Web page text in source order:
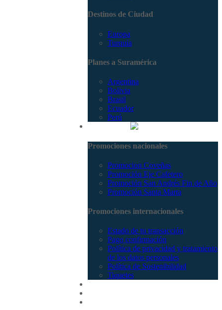
Destinos de Ciudad
Europa
Turquía
Planes a Suramérica
Argentina
Bolivia
Brasil
Ecuador
Perú
Promociones nacionales
Promocion Coveñas
Promoción Eje Cafetero
Promoción San Andrés Fin de Año
Promoción Santa Marta
Promociones internacionales
Estado de tu transacción
Pago confirmación
Política de privacidad y tratamiento
de los datos personales
Política de Sostenibilidad
Tiquetes